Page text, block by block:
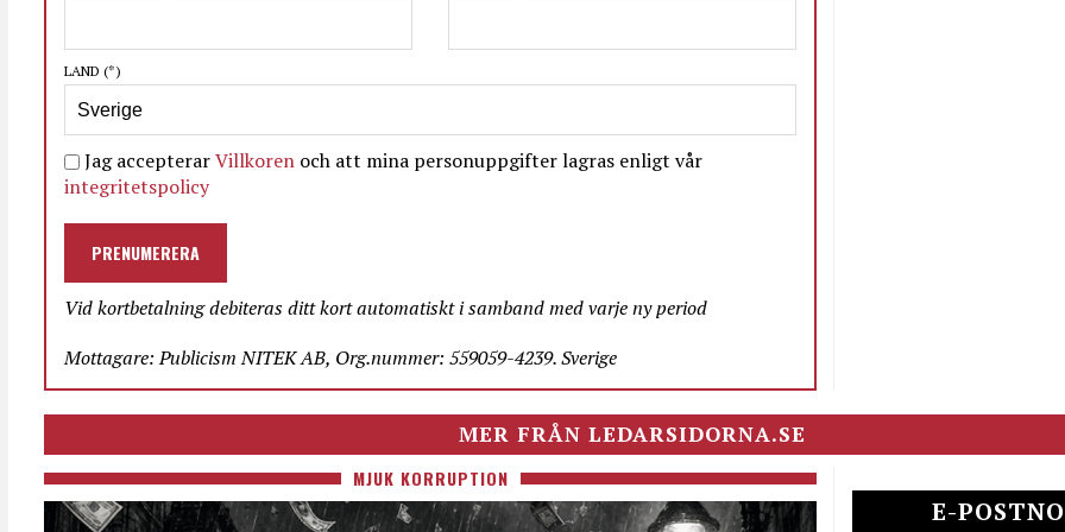
LAND (*)
Jag accepterarVillkoren och att mina personuppgifter lagras enligt vår
integritetspolicy
PRENUMERERA
Vid kortbetalning debiteras ditt kort automatiskt i samband med varje ny period
Mottagare: Publicism NITEK AB, Org.nummer: 559059-4239. Sverige
MER FRÅN LEDARSIDORNA.SE
MJUK KORRUPTION
E-